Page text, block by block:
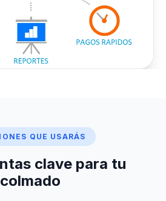
QUE USARÁS
clave para tu
colmado